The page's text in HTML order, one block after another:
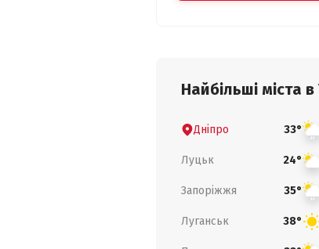
Найбільші міста в
Дніпро 33°
Луцьк 24°
Запоріжжя 35°
Луганськ 38°